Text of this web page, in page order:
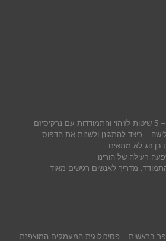
– כיצד להתגונן ולשנות את הדפוס
בן זוג לא מתאים
רעילה של הורינו
מדריך לאנשים רגישים מאוד
בראשית – פסיכולוגית המעמקים המוצפנת